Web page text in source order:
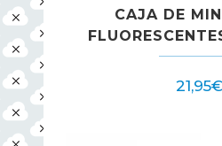
CAJA DE
21,95€